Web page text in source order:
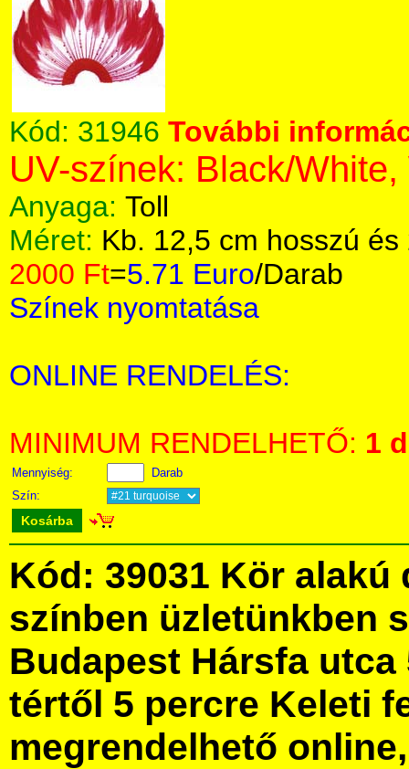
Kód: 31946 További
UV-színek: Black/White,
Anyaga: Toll
Méret: Kb. 12,5 cm hosszú
2000 Ft=5.71 Euro/Darab
Színek nyomtatása
ONLINE RENDELÉS:
MINIMUM RENDELHETŐ: 1
Mennyiség:
Darab
Szín:
Kosárba
Kód: 39031 Kör
színben üzletünkben
Budapest Hársfa utca
tértől 5 percre Keleti
megrendelhető